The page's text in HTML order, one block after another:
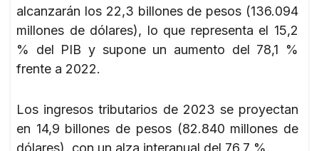
alcanzarán los 22,3 billones de pesos (136.094
millones de dólares), lo que representa el 15,2
% del PIB y supone un aumento del 78,1 %
frente a 2022.
Los ingresos tributarios de 2023 se proyectan
en 14,9 billones de pesos (82.840 millones de
dólares), con un alza interanual del 76,7 %.